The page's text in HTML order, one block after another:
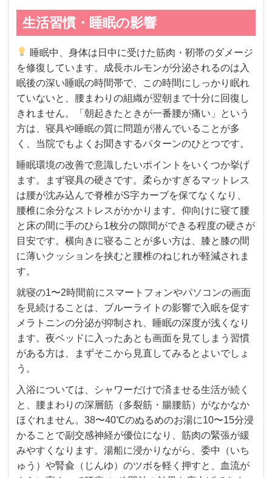
生活習慣・睡眠の影響
睡眠中、身体は日中に受けた筋肉・靭帯のダメージ
を修復しています。成長ホルモンが分泌されるのは入
眠後の深い睡眠の時間帯で、この時間にしっかり眠れ
ていないと、腰まわりの組織が翌朝まで十分に回復し
きれません。「朝起きたときが一番腰が痛い」という
方は、寝具や睡眠の質に問題が潜んでいることが多
く、当院でもよくお聞きするパターンのひとつです。
睡眠環境の改善で意識したいポイントをいくつか挙げ
ます。まず寝具の硬さです。柔らかすぎるマットレス
は腰が沈み込んで脊椎がS字カーブを保てなくなり、
腰椎に余分なストレスがかかります。仰向けに寝て腰
と床の間に手のひら1枚分の隙間ができる程度の硬さが
目安です。横向きに寝ることが多い方は、膝と膝の間
に薄いクッションを挟むと腰椎のねじれが軽減されま
す。
就寝の1〜2時間前にスマートフォンやパソコンの画面
を見続けることは、ブルーライトの影響で入眠を促す
メラトニンの分泌が抑制され、睡眠の深度が浅くなり
ます。夜ベッドに入ったあとも画面を見てしまう習慣
がある方は、まずそこから見直してみるとよいでしょ
う。
入浴については、シャワーだけで済ませる生活が続く
と、腰まわりの深層筋（多裂筋・腸腰筋）がなかなか
ほぐれません。38〜40℃のぬるめのお湯に10〜15分浸
かることで副交感神経が優位になり、筋肉の緊張が緩
みやすくなります。湯船に浸かりながら、委中（いち
ゅう）や腎兪（じんゆ）のツボを軽く押すと、血流が